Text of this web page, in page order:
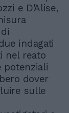
e D'Alise,
indagati
nel reato
potenziali
dover
sulle